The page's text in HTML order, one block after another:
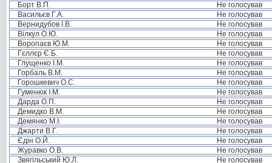
Борт В.П.
Не голосував
Васильєв Г.А.
Не голосував
Вернидубов І.В.
Не голосував
Вілкул О.Ю.
Не голосував
Воропаєв Ю.М.
Не голосував
Гєллєр Є.Б.
Не голосував
Глущенко І.М.
Не голосував
Горбаль В.М.
Не голосував
Горошкевич О.С.
Не голосував
Гуменюк І.М.
Не голосував
Дарда О.П.
Не голосував
Демидко В.М.
Не голосував
Демянко М.І.
Не голосував
Джарти В.Г.
Не голосував
Єдін О.Й.
Не голосував
Журавко О.В.
Не голосував
Звягільський Ю.Л.
Не голосував